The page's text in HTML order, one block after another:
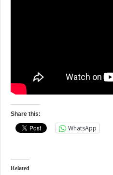
Share this:
WhatsApp
Related